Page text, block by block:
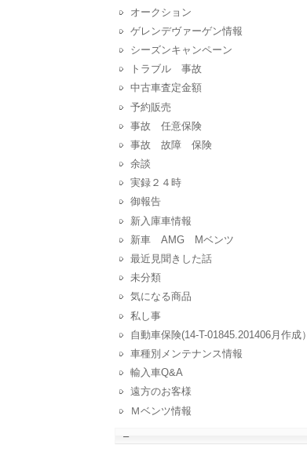
オークション
ゲレンデヴァーゲン情報
シーズンキャンペーン
トラブル 事故
中古車査定金額
予約販売
事故 任意保険
事故 故障 保険
余談
実録２４時
御報告
新入庫車情報
新車 AMG Mベンツ
最近見聞きした話
未分類
気になる商品
私し事
自動車保険(14-T-01845.201406月作成）
車種別メンテナンス情報
輸入車Q&A
遠方のお客様
Ｍベンツ情報
–